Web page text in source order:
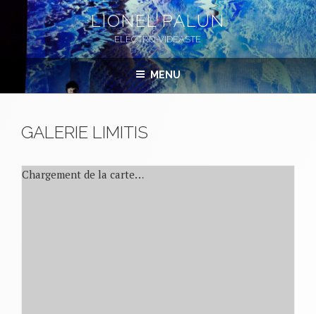
contenu
principal
LIONEL PALUN
ELECTRO-VIDÉASTE
MENU
GALERIE LIMITIS
Chargement de la carte…